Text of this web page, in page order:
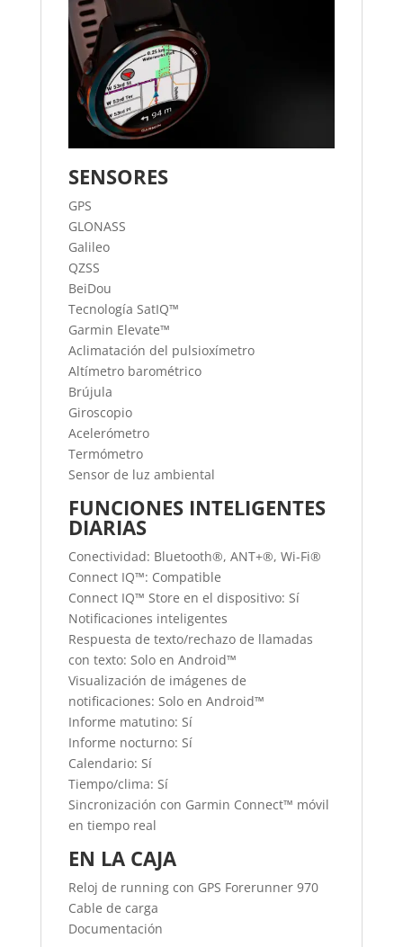
SENSORES
GPS
GLONASS
Galileo
QZSS
BeiDou
Tecnología SatIQ™
Garmin Elevate™
Aclimatación del pulsioxímetro
Altímetro barométrico
Brújula
Giroscopio
Acelerómetro
Termómetro
Sensor de luz ambiental
FUNCIONES INTELIGENTES
DIARIAS
Conectividad: Bluetooth®, ANT+®, Wi-Fi®
Connect IQ™: Compatible
Connect IQ™ Store en el dispositivo: Sí
Notificaciones inteligentes
Respuesta de texto/rechazo de llamadas
con texto: Solo en Android™
Visualización de imágenes de
notificaciones: Solo en Android™
Informe matutino: Sí
Informe nocturno: Sí
Calendario: Sí
Tiempo/clima: Sí
Sincronización con Garmin Connect™ móvil
en tiempo real
EN LA CAJA
Reloj de running con GPS Forerunner 970
Cable de carga
Documentación